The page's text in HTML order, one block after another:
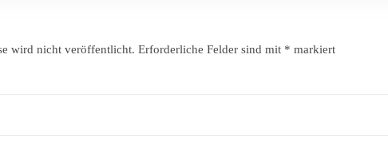
wird nicht veröffentlicht. Erforderliche Felder sind mit * markiert